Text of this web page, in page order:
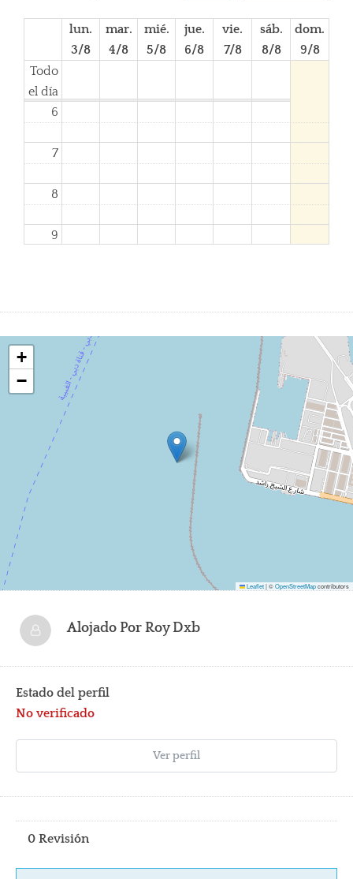
lun.
3/8
mar.
4/8
mié.
5/8
jue.
6/8
vie.
7/8
sáb.
8/8
dom.
9/8
Todo
el día
5
6
7
8
9
11
14
19
20
22
+
−
Leaflet|©OpenStreetMapcontributors
Alojado Por Roy Dxb
Estado del perfil
No verificado
Ver perfil
0 Revisión